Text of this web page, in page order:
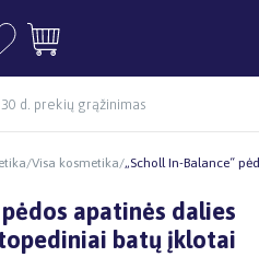
d. prekių grąžinimas
/Visa kosmetika/„Scholl In-Balance“
apatinės dalies
batų įklotai